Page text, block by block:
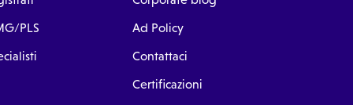
PLS Ad Policy
Contattaci
Certificazioni